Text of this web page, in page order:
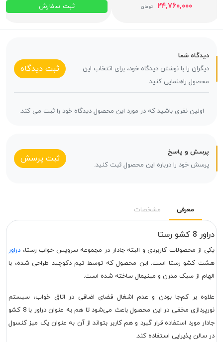
۲۴,۷۶۰,۰۰۰ تومان ثبت سفارش
دیدگاه شما
دیگران را با نوشتن دیدگاه خود، برای انتخاب این
محصول راهنمایی کنید.
ثبت دیدگاه
اولین نفری باشید که در مورد این محصول دیدگاه خود را ثبت می کند.
پرسش و پاسخ
پرسش خود را درباره این محصول ثبت کنید.
ثبت پرسش
معرفی مشخصات
دراور 8 کشو رستا
یکی از محصولات کاربردی و البته جادار در مجموعه سرویس خواب رستا، دراور
هشت کشو رستا است. این محصول که توسط تیم دکوچید طراحی شده، با
الهام از سبک مدرن و مینیمال ساخته شده است.
علاوه بر کم‌جا بودن و عدم اشغال فضای اضافی در اتاق خواب، سیستم
نورپردازی مخفی در این محصول باعث می‌شود تا هم به عنوان دراور با 8 کشو
جادار مورد استفاده قرار گیرد و هم کاربر بتواند از آن به عنوان یک میز کنسول
در سالن پذیرایی استفاده کند.